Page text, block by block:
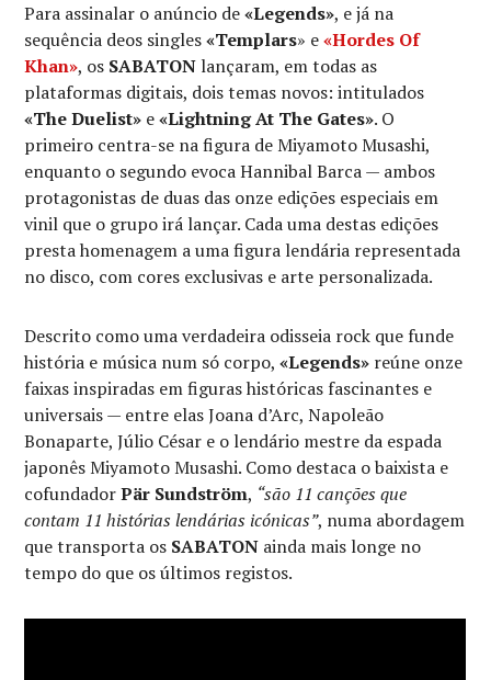
Para assinalar o anúncio de«Legends», e já na
sequência deos singles«Templars» e«Hordes Of
Khan», os SABATON lançaram, em todas as
plataformas digitais, dois temas novos: intitulados
«The Duelist» e«Lightning At The Gates». O
primeiro centra-se na figura de Miyamoto Musashi,
enquanto o segundo evoca Hannibal Barca — ambos
protagonistas de duas das onze edições especiais em
vinil que o grupo irá lançar. Cada uma destas edições
presta homenagem a uma figura lendária representada
no disco, com cores exclusivas e arte personalizada.
Descrito como uma verdadeira odisseia rock que funde
história e música num só corpo,«Legends» reúne onze
faixas inspiradas em figuras históricas fascinantes e
universais — entre elas Joana d’Arc, Napoleão
Bonaparte, Júlio César e o lendário mestre da espada
japonês Miyamoto Musashi. Como destaca o baixista e
cofundadorPär Sundström, “são 11 canções que
contam 11 histórias lendárias icónicas”, numa abordagem
que transporta os SABATON ainda mais longe no
tempo do que os últimos registos.